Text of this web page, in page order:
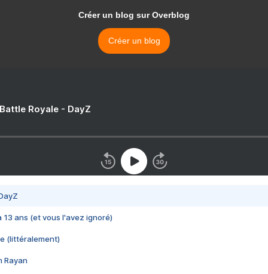
Créer un blog sur Overblog
Créer un blog
Royale - DayZ
13 ans (et vous l'avez ignoré)
(littéralement)
Rayan